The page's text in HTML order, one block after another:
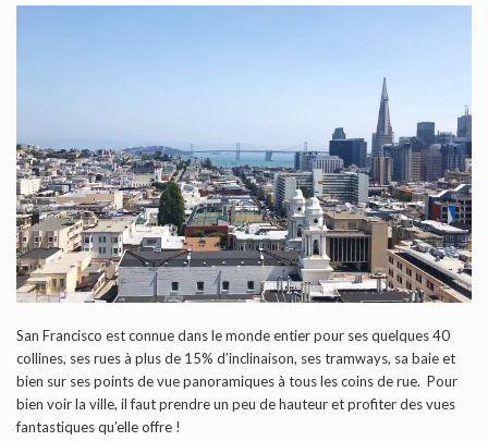
San Francisco est connue dans le monde entier pour ses quelques 40
collines, ses rues à plus de 15% d’inclinaison, ses tramways, sa baie et
bien sur ses points de vue panoramiques à tous les coins de rue. Pour
bien voir la ville, il faut prendre un peu de hauteur et profiter des vues
fantastiques qu’elle offre !